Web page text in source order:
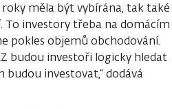
měla být vybírána, tak také
To investory třeba na domácím
pokles objemů obchodování.
budou investoři logicky hledat
investovat,“ dodává